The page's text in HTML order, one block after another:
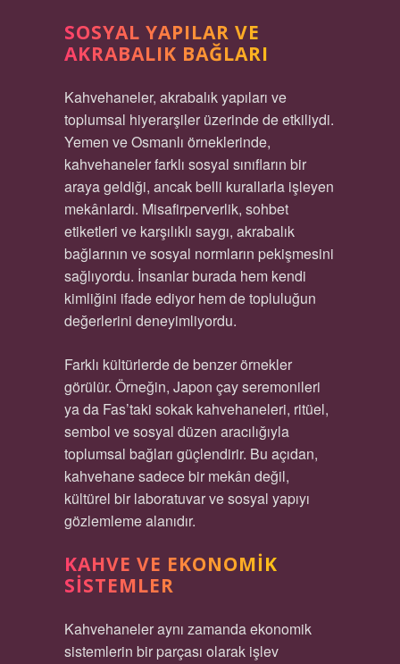
SOSYAL YAPILAR VE
AKRABALIK BAĞLARI
Kahvehaneler, akrabalık yapıları ve
toplumsal hiyerarşiler üzerinde de etkiliydi.
Yemen ve Osmanlı örneklerinde,
kahvehaneler farklı sosyal sınıfların bir
araya geldiği, ancak belli kurallarla işleyen
mekânlardı. Misafirperverlik, sohbet
etiketleri ve karşılıklı saygı, akrabalık
bağlarının ve sosyal normların pekişmesini
sağlıyordu. İnsanlar burada hem kendi
kimliğini ifade ediyor hem de topluluğun
değerlerini deneyimliyordu.
Farklı kültürlerde de benzer örnekler
görülür. Örneğin, Japon çay seremonileri
ya da Fas’taki sokak kahvehaneleri, ritüel,
sembol ve sosyal düzen aracılığıyla
toplumsal bağları güçlendirir. Bu açıdan,
kahvehane sadece bir mekân değil,
kültürel bir laboratuvar ve sosyal yapıyı
gözlemleme alanıdır.
KAHVE VE EKONOMIK
SISTEMLER
Kahvehaneler aynı zamanda ekonomik
sistemlerin bir parçası olarak işlev